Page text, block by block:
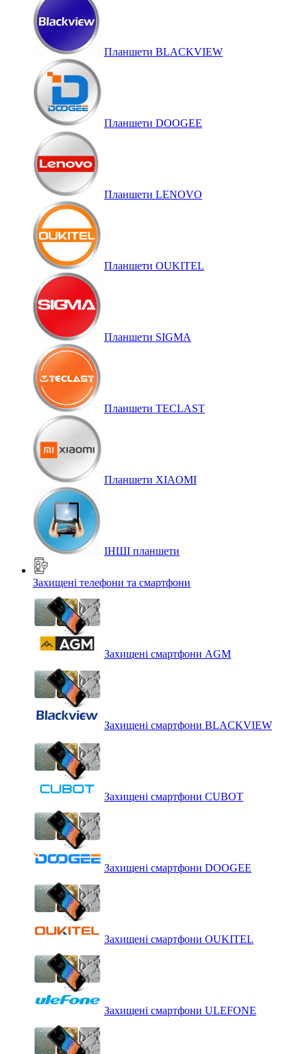
Планшети BLACKVIEW
Планшети DOOGEE
Планшети LENOVO
Планшети OUKITEL
Планшети SIGMA
Планшети TECLAST
Планшети XIAOMI
ІНШІ планшети
Захищені телефони та смартфони
Захищені смартфони AGM
Захищені смартфони BLACKVIEW
Захищені смартфони CUBOT
Захищені смартфони DOOGEE
Захищені смартфони OUKITEL
Захищені смартфони ULEFONE